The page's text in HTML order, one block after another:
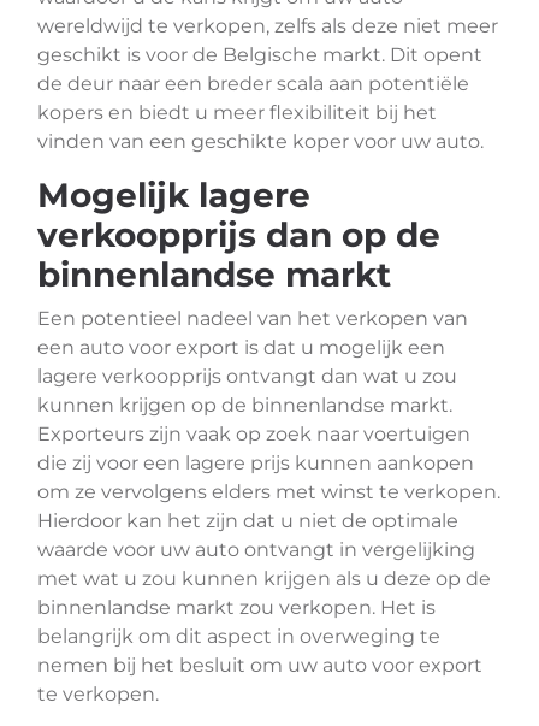
wereldwijd te verkopen, zelfs als deze niet meer
geschikt is voor de Belgische markt. Dit opent
de deur naar een breder scala aan potentiële
kopers en biedt u meer flexibiliteit bij het
vinden van een geschikte koper voor uw auto.
Mogelijk lagere
verkoopprijs dan op de
binnenlandse markt
Een potentieel nadeel van het verkopen van
een auto voor export is dat u mogelijk een
lagere verkoopprijs ontvangt dan wat u zou
kunnen krijgen op de binnenlandse markt.
Exporteurs zijn vaak op zoek naar voertuigen
die zij voor een lagere prijs kunnen aankopen
om ze vervolgens elders met winst te verkopen.
Hierdoor kan het zijn dat u niet de optimale
waarde voor uw auto ontvangt in vergelijking
met wat u zou kunnen krijgen als u deze op de
binnenlandse markt zou verkopen. Het is
belangrijk om dit aspect in overweging te
nemen bij het besluit om uw auto voor export
te verkopen.